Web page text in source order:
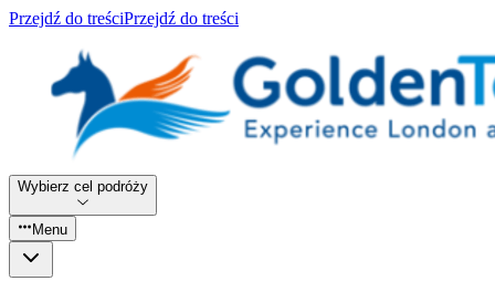
Przejdź do treściPrzejdź do treści
Wybierz cel podróży
Menu